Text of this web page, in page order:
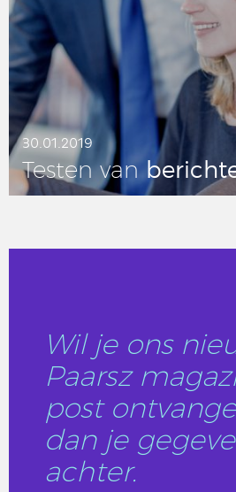
30.01.2019
Testen van
Wil je ons
Paarsz
post
dan je
achter.